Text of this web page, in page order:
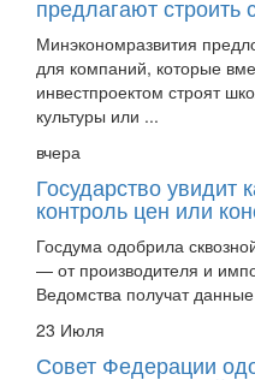
Минэкономразвития
для компаний, которые
инвестпроектом строят
культуры или ...
вчера
Государство увидит
контроль цен или
Госдума одобрила
— от производителя и
Ведомства получат
23 Июля
Совет Федерации
санацию компаний